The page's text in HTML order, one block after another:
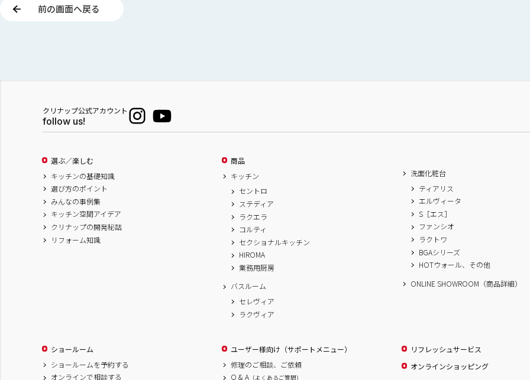
前の画面へ戻る
クリナップ公式アカウント
follow us!
選ぶ／楽しむ
キッチンの基礎知識
選び方のポイント
みんなの事例集
キッチン空間アイデア
クリナップの開発秘話
リフォーム知識
商品
キッチン
セントロ
ステディア
ラクエラ
コルティ
セクショナルキッチン
HIROMA
業務用厨房
バスルーム
セレヴィア
ラクヴィア
洗面化粧台
ティアリス
エルヴィータ
S［エス］
ファンシオ
ラクトワ
BGAシリーズ
HOTウォール、その他
ONLINE SHOWROOM（商品詳細）
ショールーム
ショールームを予約する
オンラインで相談する
ユーザー様向け（サポートメニュー）
修理のご相談、ご依頼
Q & A （よくあるご質問）
リフレッシュサービス
オンラインショッピング